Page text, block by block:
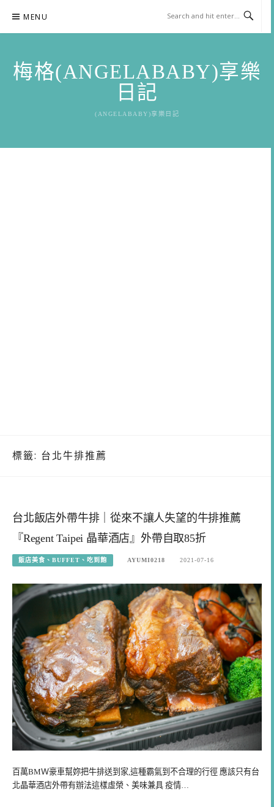
content
MENU
梅格(ANGELABABY)享樂
日記
(ANGELABABY)享樂日記
標籤: 台北牛排推薦
台北飯店外帶牛排｜從來不讓人失望的牛排推薦
『Regent Taipei 晶華酒店』外帶自取85折
飯店美食、BUFFET、吃到飽 AYUMI0218 2021-07-16
百萬BMＷ豪車幫妳把牛排送到家,這種霸氣到不合理的行徑 應該只有台
北晶華酒店外帶有辦法這樣虛榮、美味兼具 疫情…